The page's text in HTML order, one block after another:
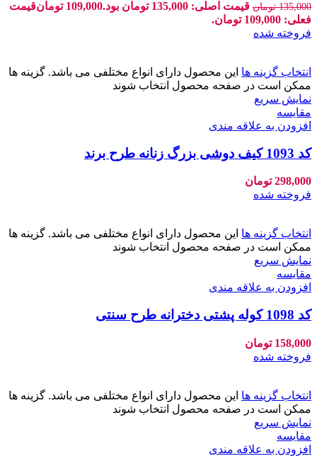
135,000 تومان قیمت اصلی: 135,000 تومان بود. 109,000 تومانقیمت
فعلی: 109,000 تومان.
فروخته شده
انتخاب گزینه ها این محصول دارای انواع مختلفی می باشد. گزینه ها
ممکن است در صفحه محصول انتخاب شوند
نمایش سریع
مقايسه
افزودن به علاقه مندی
کد 1093 کیف دوشی بزرگ زنانه طرح برند
298,000 تومان
فروخته شده
انتخاب گزینه ها این محصول دارای انواع مختلفی می باشد. گزینه ها
ممکن است در صفحه محصول انتخاب شوند
نمایش سریع
مقايسه
افزودن به علاقه مندی
کد 1098 کوله پشتی دخترانه طرح سنتی
158,000 تومان
فروخته شده
انتخاب گزینه ها این محصول دارای انواع مختلفی می باشد. گزینه ها
ممکن است در صفحه محصول انتخاب شوند
نمایش سریع
مقايسه
افزودن به علاقه مندی